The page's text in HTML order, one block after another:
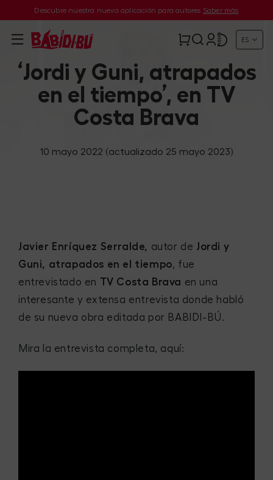
Descubre nuestra nueva aplicación para autores Saber más
ES
‘Jordi y Guni, atrapados
en el tiempo’, en TV
Costa Brava
10 mayo 2022 (actualizado 25 mayo 2023)
Javier Enríquez Serralde, autor de Jordi y
Guni, atrapados en el tiempo, fue
entrevistado en TV Costa Brava en una
interesante y extensa entrevista donde habló
de su nueva obra editada por BABIDI-BÚ.
Mira la entrevista completa, aquí: